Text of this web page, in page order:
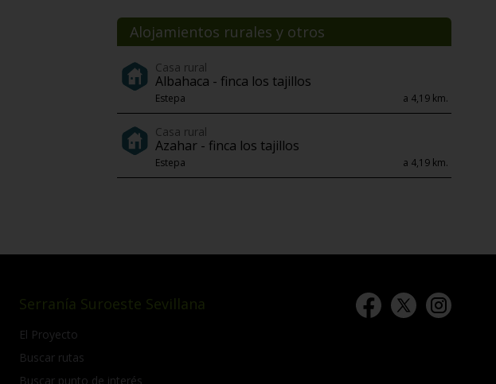
Alojamientos rurales y otros
Casa rural
Albahaca - finca los tajillos
Estepa a 4,19 km.
Casa rural
Azahar - finca los tajillos
Estepa a 4,19 km.
Serranía Suroeste Sevillana
El Proyecto
Buscar rutas
Buscar punto de interés